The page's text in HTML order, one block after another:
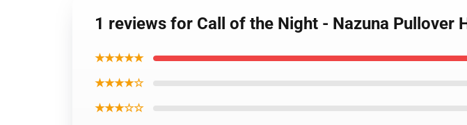
1 reviews for Call of the Night - Nazuna Pullover
★★★★★
★★★★☆
★★★☆☆